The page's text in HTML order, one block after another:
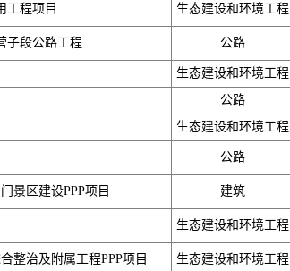
工程项目 生态建设和环境工程
子段公路工程 公路
生态建设和环境工程
公路
生态建设和环境工程
公路
景区建设PPP项目 建筑
生态建设和环境工程
整治及附属工程PPP项目 生态建设和环境工程